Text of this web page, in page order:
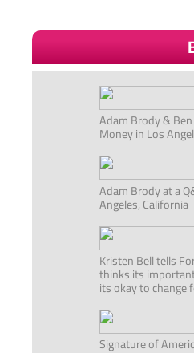
Adam Brody &
Money in Los
Adam Brody at a
Angeles, California
Kristen Bell tells
thinks its
its okay to change
Signature of